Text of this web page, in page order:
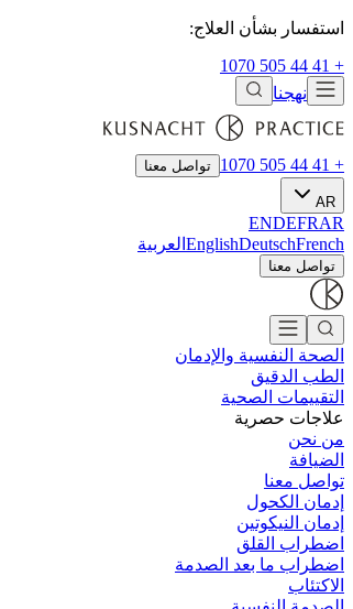
استفسار بشأن العلاج:
+ 41 44 505 1070
نهجنا
+ 41 44 505 1070 تواصل معنا
AR
ENDEFRAR
EnglishDeutschFrench العربية
تواصل معنا
الصحة النفسية والإدمان
الطب الدقيق
التقييمات الصحية
علاجات حصرية
من نحن
الضيافة
تواصل معنا
إدمان الكحول
إدمان النيكوتين
اضطراب القلق
اضطراب ما بعد الصدمة
الاكتئاب